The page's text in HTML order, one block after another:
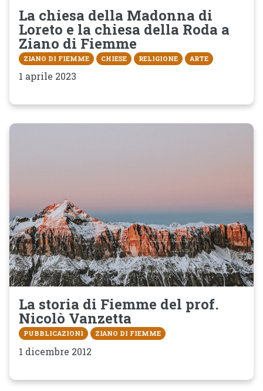
La chiesa della Madonna di
Loreto e la chiesa della Roda a
Ziano di Fiemme
ZIANO DI FIEMME CHIESE RELIGIONE ARTE
1 aprile 2023
La storia di Fiemme del prof.
Nicolò Vanzetta
PUBBLICAZIONI ZIANO DI FIEMME
1 dicembre 2012